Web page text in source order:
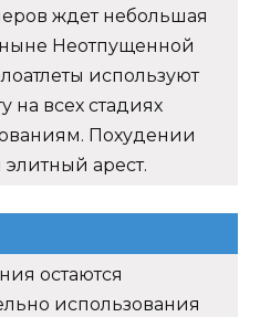
ждет небольшая
Неотпущенной
используют
на всех стадиях
Похудении
арест.
остаются
использования